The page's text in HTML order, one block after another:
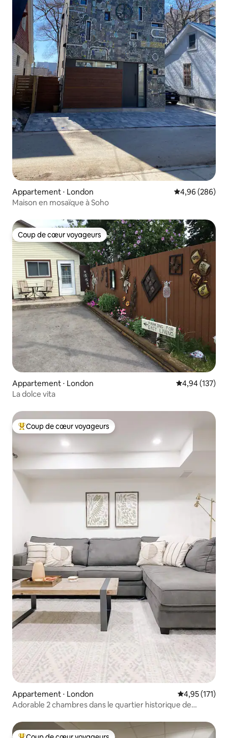
Appartement ⋅ London Évaluation
4,96 (286)
Maison en mosaïque à Soho
Coup de cœur voyageurs
Coup de cœur voyageurs
Appartement ⋅ London Évaluation
4,94 (137)
La dolce vita
Coups de cœur voyageurs les plus appréciés
Coup de cœur voyageurs
Appartement ⋅ London Évaluation
4,95 (171)
Adorable 2 chambres dans le quartier historique de